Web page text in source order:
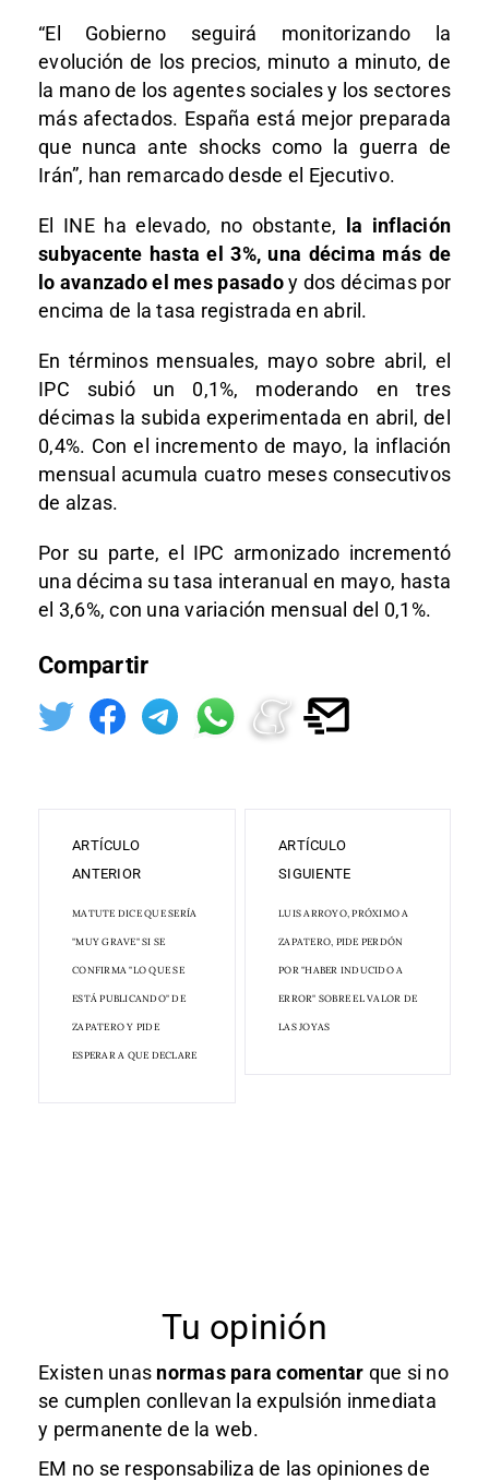
“El Gobierno seguirá monitorizando la
evolución de los precios, minuto a minuto, de
la mano de los agentes sociales y los sectores
más afectados. España está mejor preparada
que nunca ante shocks como la guerra de
Irán”, han remarcado desde el Ejecutivo.
El INE ha elevado, no obstante,
la inflación
subyacente hasta el 3%, una décima más de
lo avanzado el mes pasadoy dos décimas por
encima de la tasa registrada en abril.
En términos mensuales, mayo sobre abril, el
IPC subió un 0,1%, moderando en tres
décimas la subida experimentada en abril, del
0,4%. Con el incremento de mayo, la inflación
mensual acumula cuatro meses consecutivos
de alzas.
Por su parte, el IPC armonizado incrementó
una décima su tasa interanual en mayo, hasta
el 3,6%, con una variación mensual del 0,1%.
Compartir
ARTÍCULO
ANTERIOR
MATUTE DICE QUE SERÍA
"MUY GRAVE" SI SE
CONFIRMA "LO QUE SE
ESTÁ PUBLICANDO" DE
ZAPATERO Y PIDE
ESPERAR A QUE DECLARE
ARTÍCULO
SIGUIENTE
LUIS ARROYO, PRÓXIMO A
ZAPATERO, PIDE PERDÓN
POR "HABER INDUCIDO A
ERROR" SOBRE EL VALOR DE
LAS JOYAS
Tu opinión
Existen unas normas para comentar que si no
se cumplen conllevan la expulsión inmediata
y permanente de la web.
EM no se responsabiliza de las opiniones de